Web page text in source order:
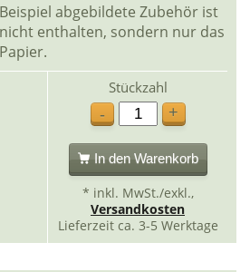
Beispiel abgebildete Zubehör ist
nicht enthalten, sondern nur das
Papier.
Stückzahl
-
+
In den Warenkorb
* inkl. MwSt./exkl.,
Versandkosten
Lieferzeit ca. 3-5 Werktage